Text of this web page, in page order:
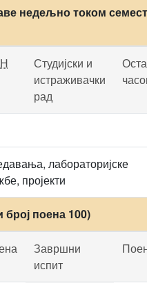
недељно током
Студијски и
истраживачки
рад
лабораторијске
пројекти
поена 100)
Завршни
испит